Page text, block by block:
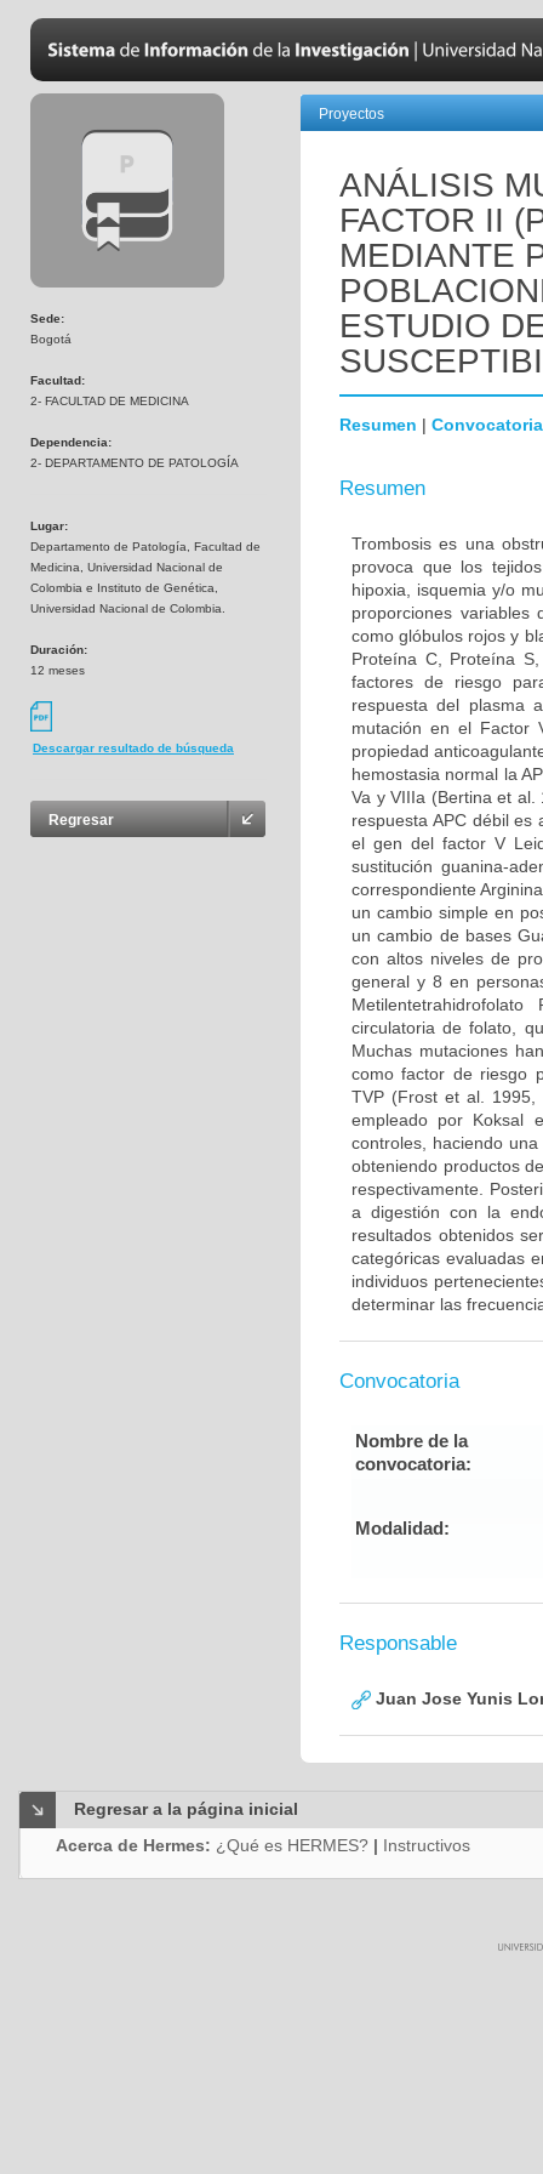
Sede:
Bogotá
Facultad:
2- FACULTAD DE MEDICINA
Dependencia:
2- DEPARTAMENTO DE PATOLOGÍA
Lugar:
Departamento de Patología, Facultad de
Medicina, Universidad Nacional de
Colombia e Instituto de Genética,
Universidad Nacional de Colombia.
Duración:
12 meses
Descargar resultado de búsqueda
Regresar
Proyectos
ANÁLISIS
FACTOR II
MEDIANTE
ESTUDIO
Resumen | Convocatoria
Resumen
Trombosis es una
provoca que los
hipoxia, isquemia y/o
proporciones variables
como glóbulos rojos y
Proteína C, Proteína
factores de riesgo
respuesta del plasma
mutación en el Factor
propiedad
hemostasia normal la
Va y VIIIa (Bertina et
respuesta APC débil es
el gen del factor V
sustitución guanina-
correspondiente
un cambio simple en
un cambio de bases
con altos niveles de
general y 8 en
circulatoria de folato,
Muchas mutaciones
como factor de riesgo
TVP (Frost et al. 1995,
empleado por Koksal
controles, haciendo
obteniendo productos
respectivamente.
a digestión con la
resultados obtenidos
categóricas evaluadas
individuos
determinar las
Convocatoria
Nombre de la
convocatoria:
Modalidad:
Responsable
Juan Jose Yunis
Regresar a la página inicial
Acerca de Hermes: ¿Qué es HERMES? | Instructivos